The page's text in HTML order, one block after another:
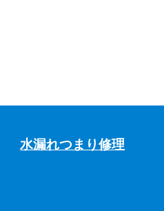
水漏れつまり修理